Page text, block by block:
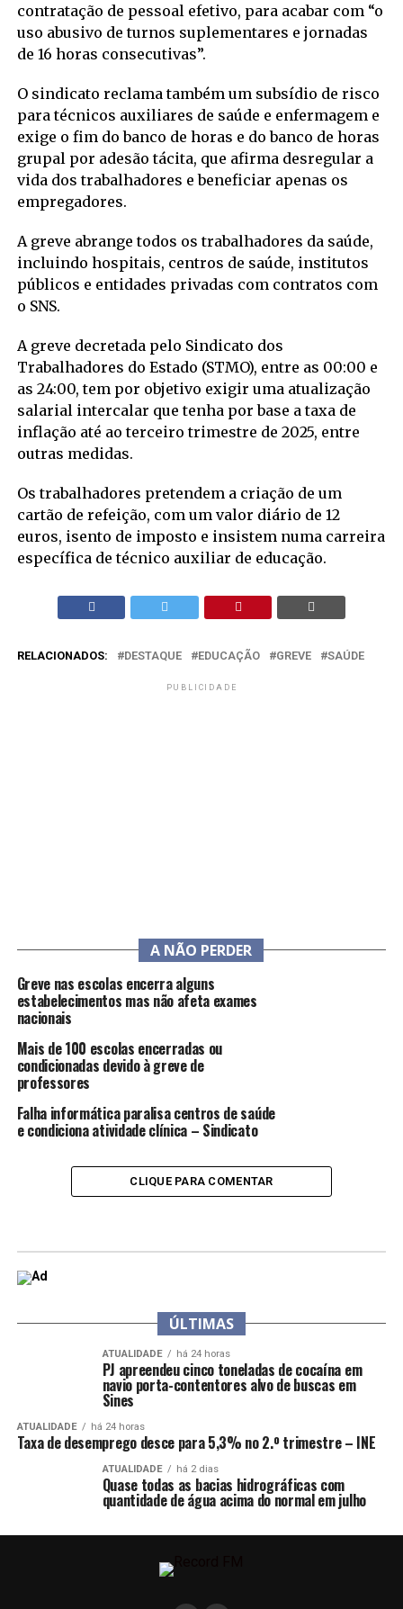
contratação de pessoal efetivo, para acabar com “o
uso abusivo de turnos suplementares e jornadas
de 16 horas consecutivas”.
O sindicato reclama também um subsídio de risco
para técnicos auxiliares de saúde e enfermagem e
exige o fim do banco de horas e do banco de horas
grupal por adesão tácita, que afirma desregular a
vida dos trabalhadores e beneficiar apenas os
empregadores.
A greve abrange todos os trabalhadores da saúde,
incluindo hospitais, centros de saúde, institutos
públicos e entidades privadas com contratos com
o SNS.
A greve decretada pelo Sindicato dos
Trabalhadores do Estado (STMO), entre as 00:00 e
as 24:00, tem por objetivo exigir uma atualização
salarial intercalar que tenha por base a taxa de
inflação até ao terceiro trimestre de 2025, entre
outras medidas.
Os trabalhadores pretendem a criação de um
cartão de refeição, com um valor diário de 12
euros, isento de imposto e insistem numa carreira
específica de técnico auxiliar de educação.
RELACIONADOS: DESTAQUE EDUCAÇÃO GREVE SAÚDE
PUBLICIDADE
A NÃO PERDER
Greve nas escolas encerra alguns
estabelecimentos mas não afeta exames
nacionais
Mais de 100 escolas encerradas ou
condicionadas devido à greve de
professores
Falha informática paralisa centros de saúde
e condiciona atividade clínica – Sindicato
CLIQUE PARA COMENTAR
ÚLTIMAS
ATUALIDADE há 24 horas
PJ apreendeu cinco toneladas de cocaína em
navio porta-contentores alvo de buscas em
Sines
ATUALIDADE há 24 horas
Taxa de desemprego desce para 5,3% no 2.º trimestre – INE
ATUALIDADE há 2 dias
Quase todas as bacias hidrográficas com
quantidade de água acima do normal em julho